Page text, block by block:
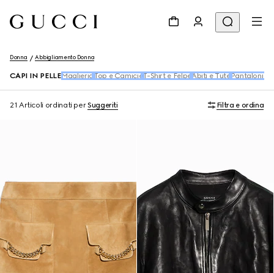
Donna Abbigliamento Donna
CAPI IN PELLE Maglieria Top e CamicieT-Shirt e Felpe Abiti e Tute Pantaloni e
21 Articoli ordinati perSuggeriti Filtra e ordina